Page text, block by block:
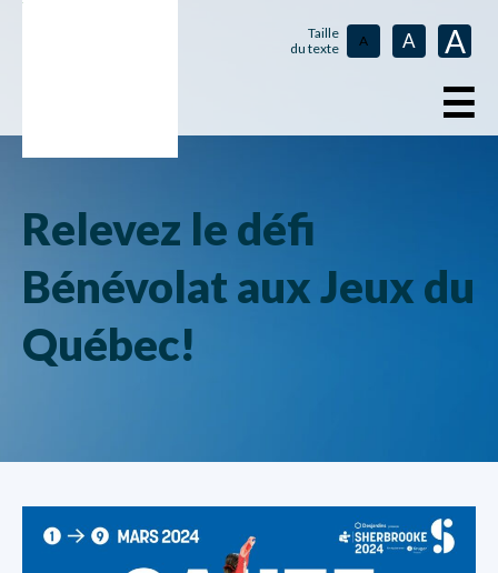
Taille
du texte
A A A
☰
Relevez le défi
Bénévolat aux Jeux du
Québec!